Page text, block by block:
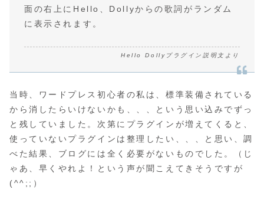
面の右上にHello、Dollyからの歌詞がランダム
に表示されます。
Hello Dollyプラグイン説明文より
当時、ワードプレス初心者の私は、標準装備されている
から消したらいけないかも、、、という思い込みでずっ
と残していました。次第にプラグインが増えてくると、
使っていないプラグインは整理したい、、、と思い、調
べた結果、ブログには全く必要がないものでした。（じ
ゃあ、早くやれよ！という声が聞こえてきそうですが
(^^;;）